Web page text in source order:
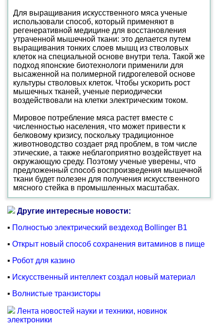
Для выращивания искусственного мяса ученые
использовали способ, который применяют в
регенеративной медицине для восстановления
утраченной мышечной ткани: это делается путем
выращивания тонких слоев мышц из стволовых
клеток на специальной основе внутри тела. Такой же
подход японские биотехнологи применили для
высаженной на полимерной гидрогелевой основе
культуры стволовых клеток. Чтобы ускорить рост
мышечных тканей, ученые периодически
воздействовали на клетки электрическим током.
Мировое потребление мяса растет вместе с
численностью населения, что может привести к
белковому кризису, поскольку традиционное
животноводство создает ряд проблем, в том числе
этические, а также неблагоприятно воздействует на
окружающую среду. Поэтому ученые уверены, что
предложенный способ воспроизведения мышечной
ткани будет полезен для получения искусственного
мясного стейка в промышленных масштабах.
Другие интересные новости:
▪ Полностью электрический вездеход Bollinger B1
▪ Открыт новый способ сохранения витаминов в пище
▪ Робот для казино
▪ Искусственный интеллект создал новый материал
▪ Волнистые транзисторы
Лента новостей науки и техники, новинок
электроники